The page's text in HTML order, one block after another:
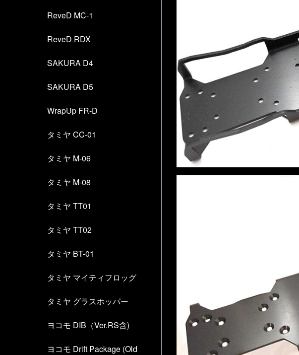
ReveD MC-1
ReveD RDX
SAKURA D4
SAKURA D5
WrapUp FR-D
タミヤ CC-01
タミヤ M-06
タミヤ M-08
タミヤ TT01
タミヤ TT02
タミヤ BT-01
タミヤ マイティフロッグ
タミヤ グラスホッパー
ヨコモ DIB（Ver.RS含)
ヨコモ Drift Package (Old